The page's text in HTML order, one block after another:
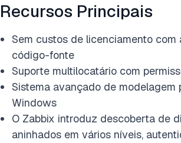
Recursos Principais
Sem custos de licenciamento com
código-fonte
Suporte multilocatário com
Sistema avançado de modelagem
Windows
O Zabbix introduz descoberta de
aninhados em vários níveis,